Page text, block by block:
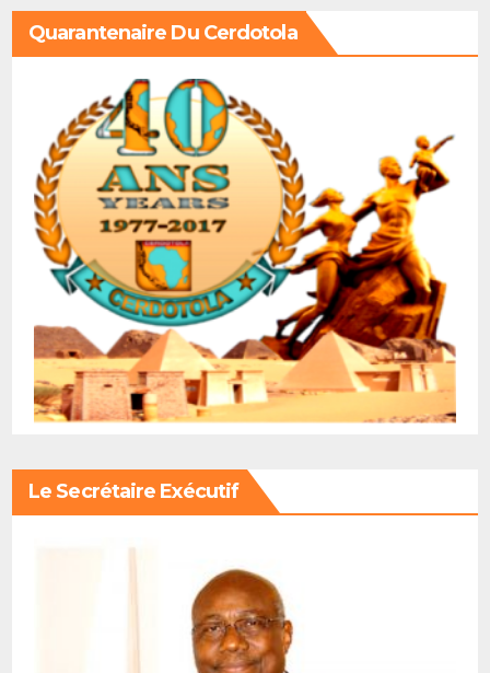
Quarantenaire Du Cerdotola
Le Secrétaire Exécutif